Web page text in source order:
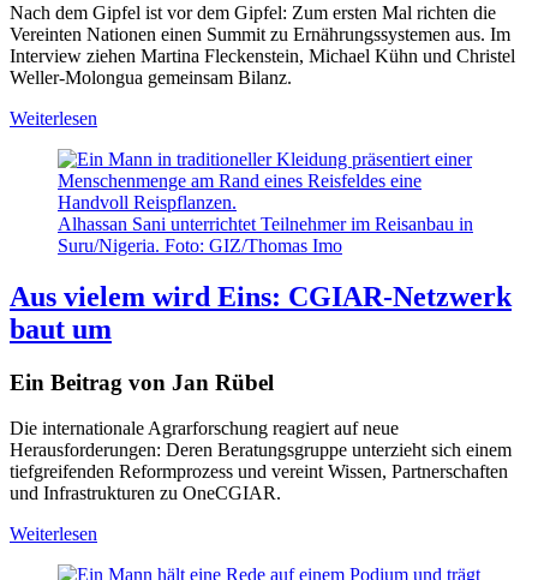
Nach dem Gipfel ist vor dem Gipfel: Zum ersten Mal richten die
Vereinten Nationen einen Summit zu Ernährungssystemen aus. Im
Interview ziehen Martina Fleckenstein, Michael Kühn und Christel
Weller-Molongua gemeinsam Bilanz.
Weiterlesen
Alhassan Sani unterrichtet Teilnehmer im Reisanbau in
Suru/Nigeria. Foto: GIZ/Thomas Imo
Aus vielem wird Eins: CGIAR-Netzwerk
baut um
Ein Beitrag von Jan Rübel
Die internationale Agrarforschung reagiert auf neue
Herausforderungen: Deren Beratungsgruppe unterzieht sich einem
tiefgreifenden Reformprozess und vereint Wissen, Partnerschaften
und Infrastrukturen zu OneCGIAR.
Weiterlesen